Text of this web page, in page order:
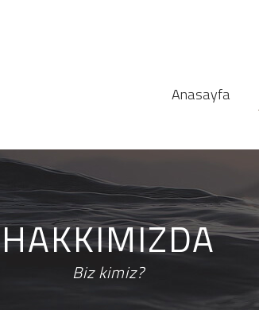
Anasayfa
HAKKIMIZDA
Biz kimiz?